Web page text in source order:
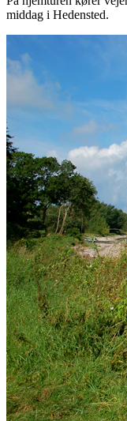
middag i Hedensted.